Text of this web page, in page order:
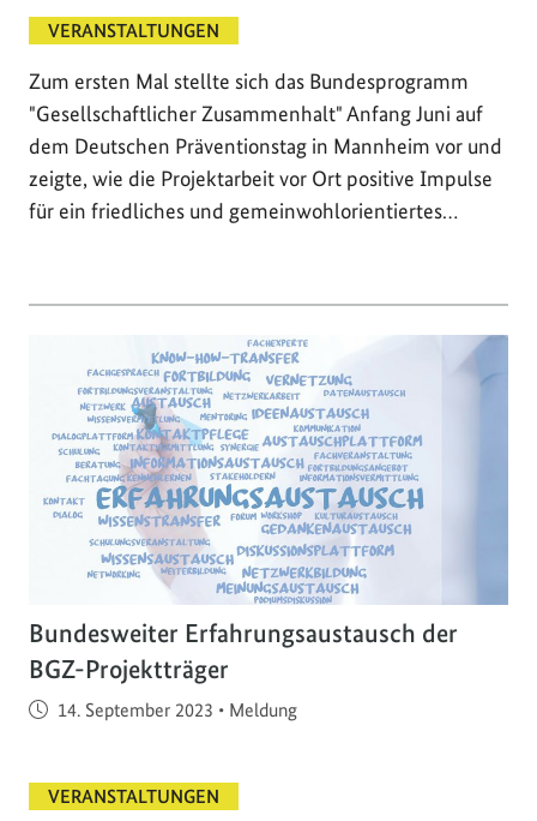
VERANSTALTUNGEN
Zum ersten Mal stellte sich das Bundesprogramm
"Gesellschaftlicher Zusammenhalt" Anfang Juni auf
dem Deutschen Präventionstag in Mannheim vor und
zeigte, wie die Projektarbeit vor Ort positive Impulse
für ein friedliches und gemeinwohlorientiertes…
Bundesweiter Erfahrungsaustausch der
BGZ-Projektträger
Veröffentlicht am
14. September 2023 • Meldung
VERANSTALTUNGEN